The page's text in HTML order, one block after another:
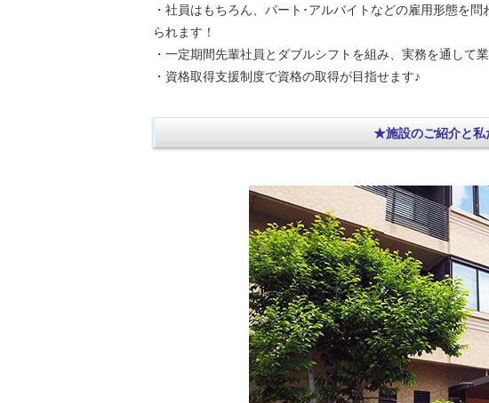
・社員はもちろん、パート･アルバイトなどの雇用形態を問
られます！
・一定期間先輩社員とダブルシフトを組み、実務を通して
・資格取得支援制度で資格の取得が目指せます♪
★施設のご紹介と